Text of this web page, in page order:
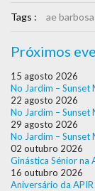
Tags : ae
Próximos
15 agosto 2026
No Jardim – Sunset
22 agosto 2026
No Jardim – Sunset
29 agosto 2026
No Jardim – Sunset
02 outubro 2026
Ginástica Sénior na
16 outubro 2026
Aniversário da